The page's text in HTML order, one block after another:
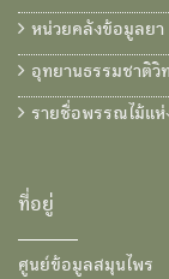
หน่วยคลังข้อมูลยา
อุทยานธรรมชาติวิ
รายชื่อพรรณไม้แห่
ที่อยู่
ศูนย์ข้อมูลสมุนไพร